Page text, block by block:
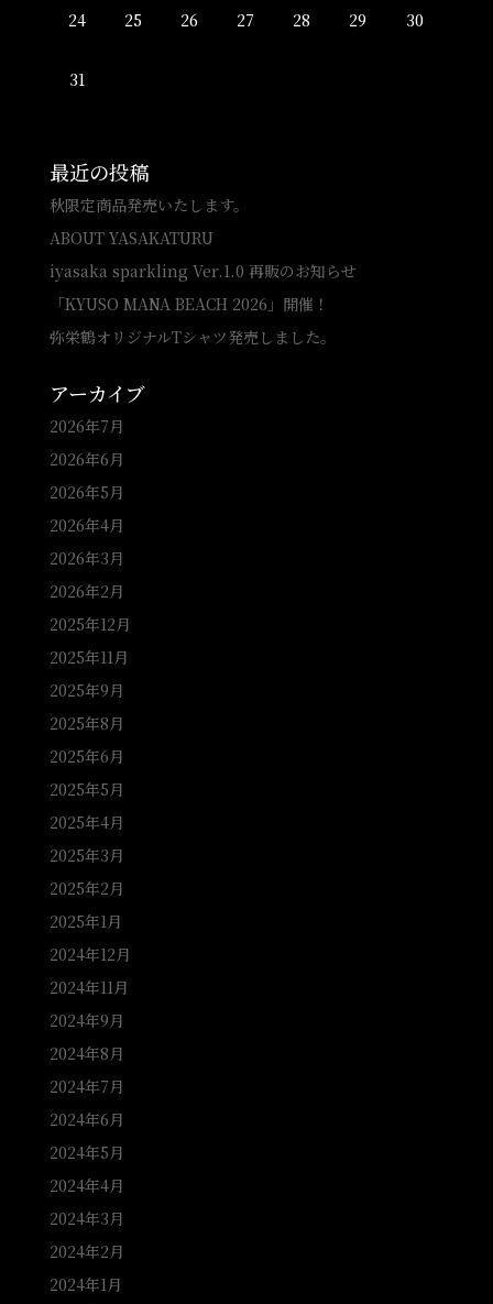
24 25 26 27 28 29 30
31
最近の投稿
秋限定商品発売いたします。
ABOUT YASAKATURU
iyasaka sparkling Ver.1.0 再販のお知らせ
「KYUSO MANA BEACH 2026」開催！
弥栄鶴オリジナルTシャツ発売しました。
アーカイブ
2026年7月
2026年6月
2026年5月
2026年4月
2026年3月
2026年2月
2025年12月
2025年11月
2025年9月
2025年8月
2025年6月
2025年5月
2025年4月
2025年3月
2025年2月
2025年1月
2024年12月
2024年11月
2024年9月
2024年8月
2024年7月
2024年6月
2024年5月
2024年4月
2024年3月
2024年2月
2024年1月